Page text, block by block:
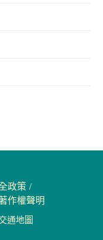
政策
作權聲明
通地圖